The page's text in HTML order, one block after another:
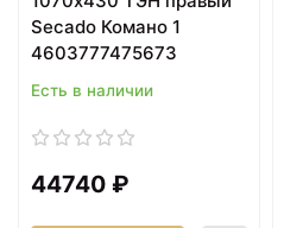
Secado Комано 1
4603777475673
Есть в наличии
44740 ₽